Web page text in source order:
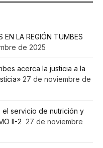
EN LA REGIÓN TUMBES
de 2025
acerca la justicia a la
27 de noviembre de
servicio de nutrición y
II-2 27 de noviembre